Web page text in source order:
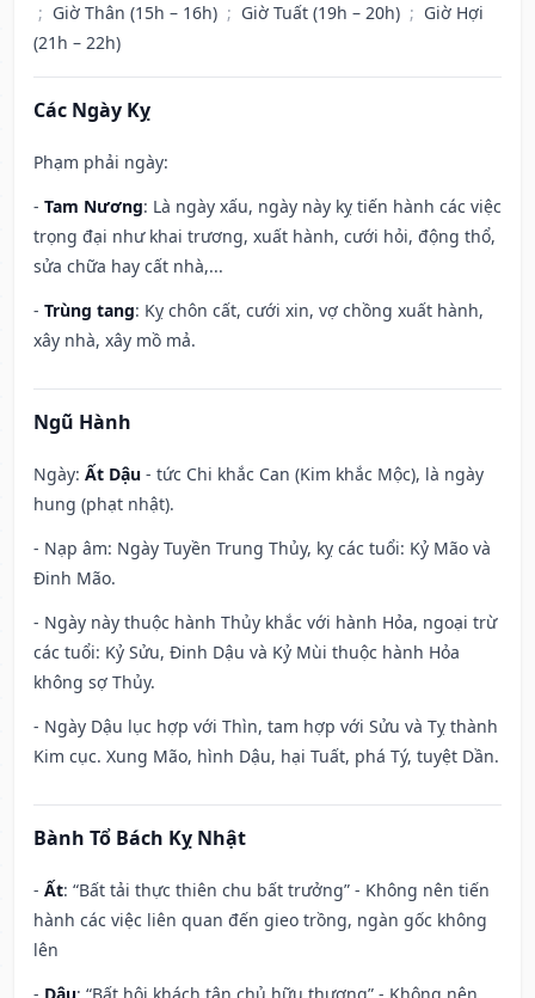
; Giờ Thân (15h – 16h) ; Giờ Tuất (19h – 20h) ; Giờ Hợi
(21h – 22h)
Các Ngày Kỵ
Phạm phải ngày:
- Tam Nương: Là ngày xấu, ngày này kỵ tiến hành các việc
trọng đại như khai trương, xuất hành, cưới hỏi, động thổ,
sửa chữa hay cất nhà,...
- Trùng tang: Kỵ chôn cất, cưới xin, vợ chồng xuất hành,
xây nhà, xây mồ mả.
Ngũ Hành
Ngày: Ất Dậu - tức Chi khắc Can (Kim khắc Mộc), là ngày
hung (phạt nhật).
- Nạp âm: Ngày Tuyền Trung Thủy, kỵ các tuổi: Kỷ Mão và
Đinh Mão.
- Ngày này thuộc hành Thủy khắc với hành Hỏa, ngoại trừ
các tuổi: Kỷ Sửu, Đinh Dậu và Kỷ Mùi thuộc hành Hỏa
không sợ Thủy.
- Ngày Dậu lục hợp với Thìn, tam hợp với Sửu và Tỵ thành
Kim cục. Xung Mão, hình Dậu, hại Tuất, phá Tý, tuyệt Dần.
Bành Tổ Bách Kỵ Nhật
- Ất: “Bất tải thực thiên chu bất trưởng” - Không nên tiến
hành các việc liên quan đến gieo trồng, ngàn gốc không
lên